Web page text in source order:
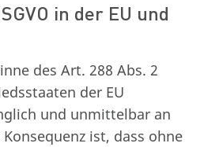
in der EU und
des Art. 288 Abs. 2
der EU
und unmittelbar an
ist, dass ohne